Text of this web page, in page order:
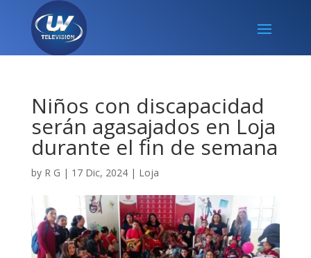
Niños con discapacidad
serán agasajados en Loja
durante el fin de semana
by R G | 17 Dic, 2024| Loja